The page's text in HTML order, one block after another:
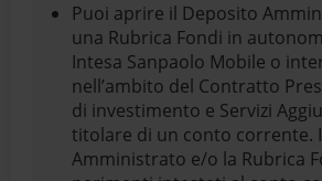
Puoi aprire il Deposito
una Rubrica Fondi in
Intesa Sanpaolo Mobile o
nell’ambito del Contratto
di investimento e Servizi
titolare di un conto corrente.
Amministrato e/o la Rubrica